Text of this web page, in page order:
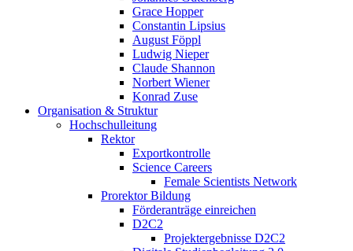
Grace Hopper
Constantin Lipsius
August Föppl
Ludwig Nieper
Claude Shannon
Norbert Wiener
Konrad Zuse
Organisation & Struktur
Hochschulleitung
Rektor
Exportkontrolle
Science Careers
Female Scientists Network
Prorektor Bildung
Förderanträge einreichen
D2C2
Projektergebnisse D2C2